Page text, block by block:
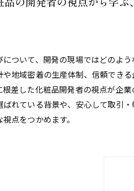
ついて、開発の現場ではどのよ
や地域密着の生産体制、信頼でき
差した化粧品開発者の視点が企
れている背景や、安心して取引
点をつかめます。